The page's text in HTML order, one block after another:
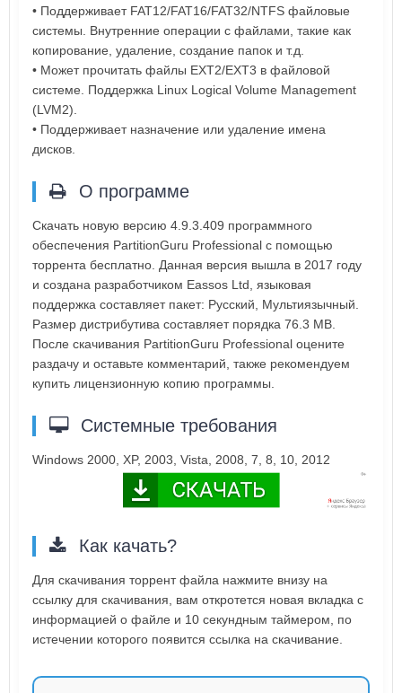
• Поддерживает FAT12/FAT16/FAT32/NTFS файловые
системы. Внутренние операции с файлами, такие как
копирование, удаление, создание папок и т.д.
• Может прочитать файлы EXT2/EXT3 в файловой
системе. Поддержка Linux Logical Volume Management
(LVM2).
• Поддерживает назначение или удаление имена
дисков.
О программе
Скачать новую версию 4.9.3.409 программного
обеспечения PartitionGuru Professional с помощью
торрента бесплатно. Данная версия вышла в 2017 году
и создана разработчиком Eassos Ltd, языковая
поддержка составляет пакет: Русский, Мультиязычный.
Размер дистрибутива составляет порядка 76.3 MB.
После скачивания PartitionGuru Professional оцените
раздачу и оставьте комментарий, также рекомендуем
купить лицензионную копию программы.
Системные требования
Windows 2000, XP, 2003, Vista, 2008, 7, 8, 10, 2012
Как качать?
Для скачивания торрент файла нажмите внизу на
ссылку для скачивания, вам откротется новая вкладка с
информацией о файле и 10 секундным таймером, по
истечении которого появится ссылка на скачивание.